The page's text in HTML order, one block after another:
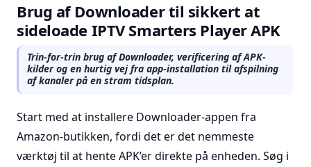
Brug af Downloader til sikkert at
sideloade IPTV Smarters Player APK
Trin-for-trin brug af Downloader, verificering af APK-
kilder og en hurtig vej fra app-installation til afspilning
af kanaler på en stram tidsplan.
Start med at installere Downloader-appen fra
Amazon-butikken, fordi det er det nemmeste
værktøj til at hente APK’er direkte på enheden. Søg i